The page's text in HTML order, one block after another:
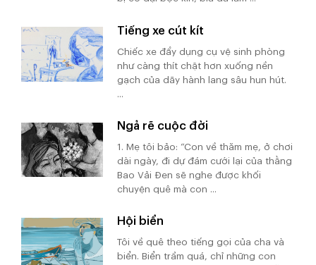
Tiếng xe cút kít
Chiếc xe đẩy dụng cụ vệ sinh phòng
như càng thít chặt hơn xuống nền
gạch của dãy hành lang sâu hun hút.
...
Ngả rẽ cuộc đời
1. Mẹ tôi bảo: “Con về thăm mẹ, ở chơi
dài ngày, đi dự đám cưới lại của thằng
Bao Vải Đen sẽ nghe được khối
chuyện quê mà con ...
Hội biển
Tôi về quê theo tiếng gọi của cha và
biển. Biển trầm quá, chỉ những con